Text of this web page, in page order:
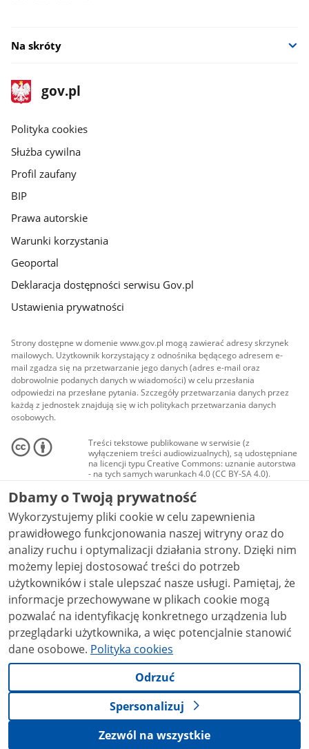
Na skróty
stopka
gov.pl
Strona
gov.pl
gov.pl
Polityka cookies
Służba cywilna
Profil zaufany
BIP
Prawa autorskie
Warunki korzystania
Geoportal
Deklaracja dostępności serwisu Gov.pl
Ustawienia prywatności
Strony dostępne w domenie www.gov.pl mogą zawierać adresy skrzynek
mailowych. Użytkownik korzystający z odnośnika będącego adresem e-
mail zgadza się na przetwarzanie jego danych (adres e-mail oraz
dobrowolnie podanych danych w wiadomości) w celu przesłania
odpowiedzi na przesłane pytania. Szczegóły przetwarzania danych przez
każdą z jednostek znajdują się w ich politykach przetwarzania danych
osobowych.
Treści tekstowe publikowane w serwisie (z
wyłączeniem treści audiowizualnych), są udostępniane
na licencji typu Creative Commons: uznanie autorstwa
- na tych samych warunkach 4.0 (CC BY-SA 4.0).
Materiały audiowizualne, w tym zdjęcia, materiały
audio i wideo, są udostępniane na licencji typu
Creative Commons: uznanie autorstwa użycie
niekomercyjne - bez utworów zależnych 4.0 (CC BY-
NC-ND 4.0), o ile nie jest to stwierdzone inaczej.
Dbamy o Twoją prywatność
Wykorzystujemy pliki cookie w celu zapewnienia
prawidłowego funkcjonowania naszej witryny oraz do
analizy ruchu i optymalizacji działania strony. Dzięki nim
możemy lepiej dostosować treści do potrzeb
użytkowników i stale ulepszać nasze usługi. Pamiętaj, że
informacje przechowywane w plikach cookie mogą
pozwalać na identyfikację konkretnego urządzenia lub
przeglądarki użytkownika, a więc potencjalnie stanowić
dane osobowe. Polityka cookies
Odrzuć
Spersonalizuj
Zezwól na wszystkie